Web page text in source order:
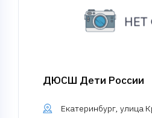
ДЮСШ Дети России
Екатеринбург, улица